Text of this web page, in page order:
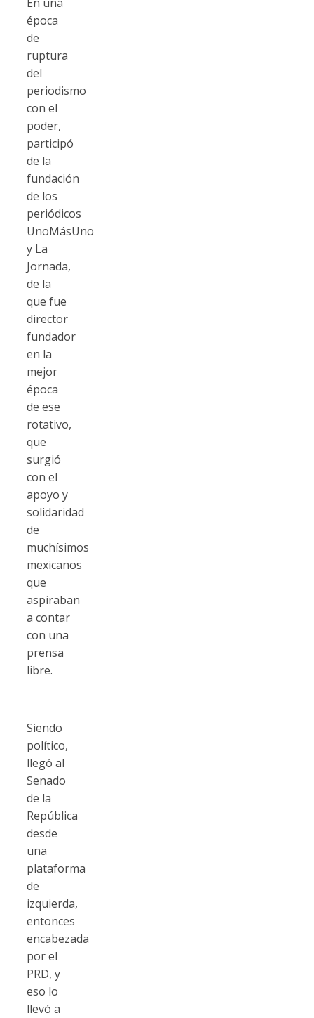
época
de
ruptura
del
periodismo
con el
poder,
participó
de la
fundación
de los
periódicos
UnoMásUno
y La
Jornada,
de la
que fue
director
fundador
en la
mejor
época
de ese
rotativo,
que
surgió
con el
apoyo y
solidaridad
de
muchísimos
mexicanos
que
aspiraban
a contar
con una
prensa
libre.
Siendo
político,
llegó al
Senado
de la
República
desde
una
plataforma
de
izquierda,
entonces
encabezada
por el
PRD, y
eso lo
llevó a